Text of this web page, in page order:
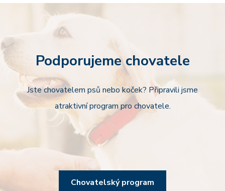
Podporujeme chovatele
Jste chovatelem psů nebo koček? Připravili jsme
atraktivní program pro chovatele.
Chovatelský program